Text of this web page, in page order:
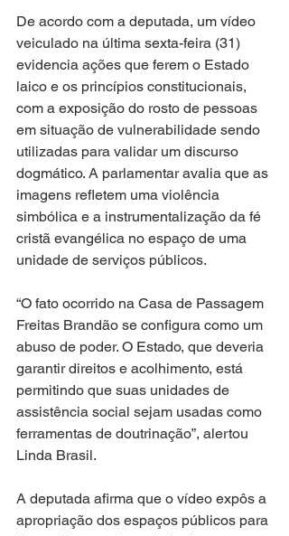
De acordo com a deputada, um vídeo
veiculado na última sexta-feira (31)
evidencia ações que ferem o Estado
laico e os princípios constitucionais,
com a exposição do rosto de pessoas
em situação de vulnerabilidade sendo
utilizadas para validar um discurso
dogmático. A parlamentar avalia que as
imagens refletem uma violência
simbólica e a instrumentalização da fé
cristã evangélica no espaço de uma
unidade de serviços públicos.
“O fato ocorrido na Casa de Passagem
Freitas Brandão se configura como um
abuso de poder. O Estado, que deveria
garantir direitos e acolhimento, está
permitindo que suas unidades de
assistência social sejam usadas como
ferramentas de doutrinação”, alertou
Linda Brasil.
A deputada afirma que o vídeo expôs a
apropriação dos espaços públicos para